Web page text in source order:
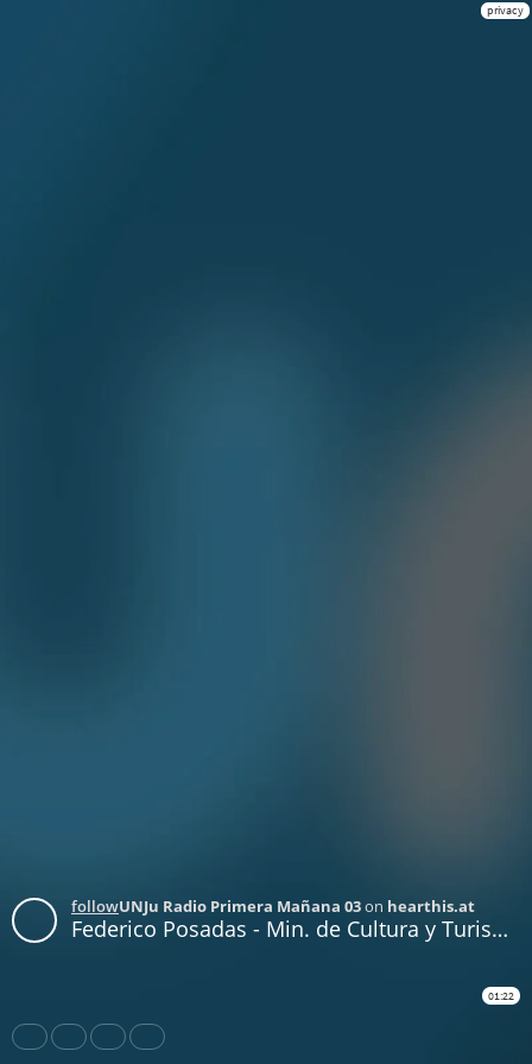
privacy
followUNJu Radio Primera Mañana 03on hearthis.at
Federico Posadas - Min. de Cultura y Turismo
01:22
Share Like